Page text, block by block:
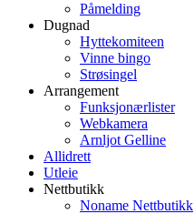
Påmelding
Dugnad
Hyttekomiteen
Vinne bingo
Strøsingel
Arrangement
Funksjonærlister
Webkamera
Arnljot Gelline
Allidrett
Utleie
Nettbutikk
Noname Nettbutikk